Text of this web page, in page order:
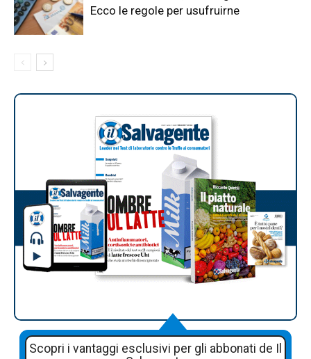
Ecco le regole per usufruirne
Scopri i vantaggi esclusivi per gli abbonati de Il